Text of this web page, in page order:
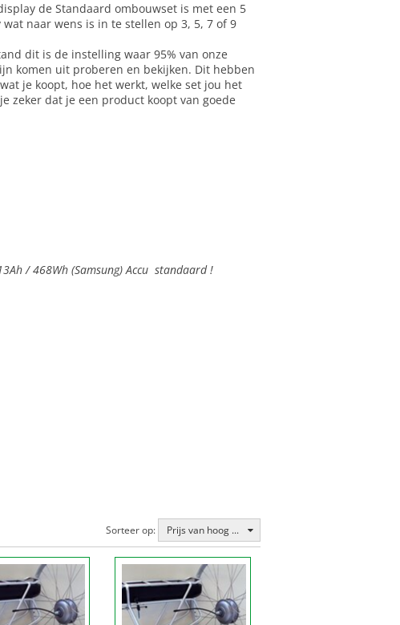
de Standaard ombouwset is met een 5
naar wens is in te stellen op 3, 5, 7 of 9
dit is de instelling waar 95% van onze
komen uit proberen en bekijken. Dit hebben
je koopt, hoe het werkt, welke set jou het
zeker dat je een product koopt van goede
/ 468Wh (Samsung) Accu standaard !
Sorteer op: Prijs van hoog ...